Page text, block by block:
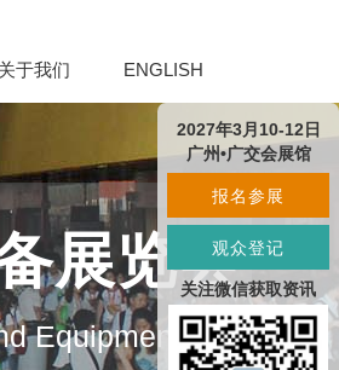
关于我们 ENGLISH
展览会
Equipment
2027年3月10-12日
广州•广交会展馆
报名参展
观众登记
关注微信获取资讯